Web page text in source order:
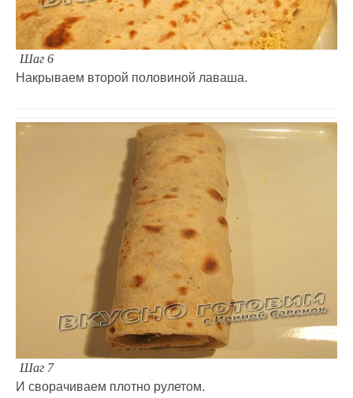
Шаг 6
Накрываем второй половиной лаваша.
Шаг 7
И сворачиваем плотно рулетом.